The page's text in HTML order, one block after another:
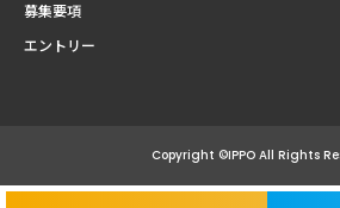
募集要項
エントリー
Copyright ©IPPO All Rights